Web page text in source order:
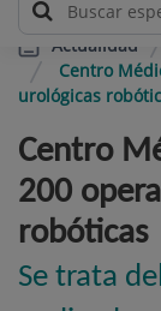
Actualidad
Centro
urológicas
Centro
200
robóticas
Se trata